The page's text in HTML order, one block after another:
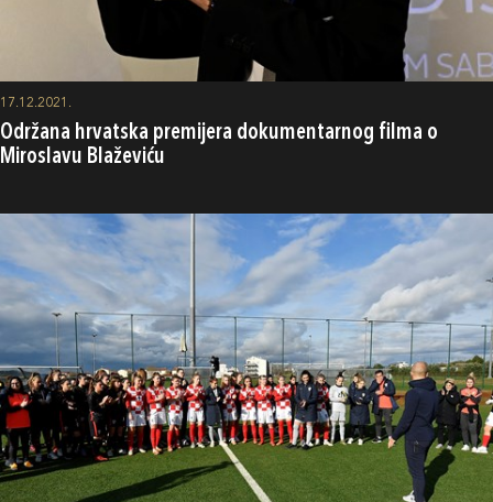
17.12.2021.
Održana hrvatska premijera dokumentarnog filma o
Miroslavu Blaževiću